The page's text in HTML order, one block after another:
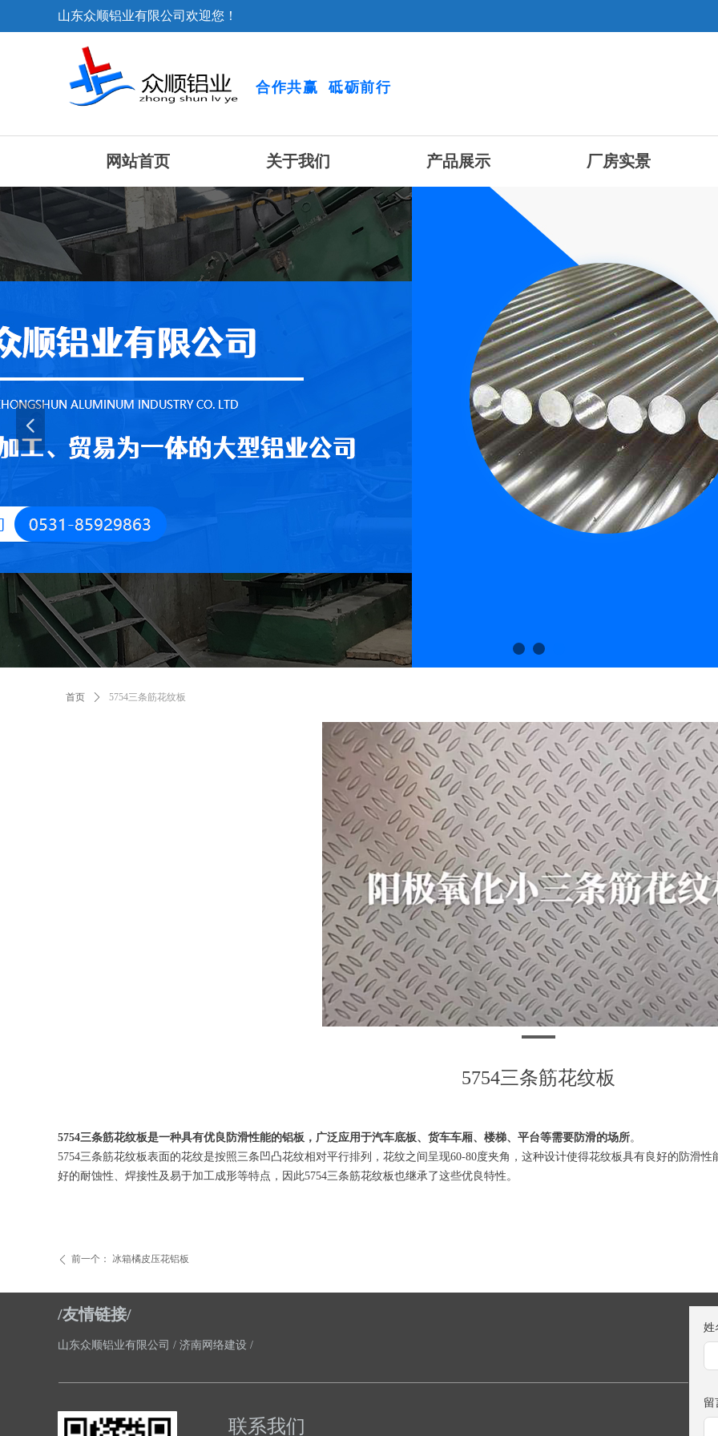
넳
合作共赢 砥砺前行
网站首页 关于我们 产品展示 厂房实景
山东众顺铝业有限公司欢迎您！
5754三条筋花纹板
5754三条筋花纹板是一种具有优良防滑性能的铝板，‌广泛应用于汽车底板、‌货车车厢、‌楼梯、‌平台等需要防滑的场所。‌
5754三条筋花纹板表面的花纹是按照三条凹凸花纹相对平行排列，‌花纹之间呈现60-80度夹角，‌这种设计使得花纹板具有良好的防滑
好的耐蚀性、‌焊接性及易于加工成形等特点，‌因此5754三条筋花纹板也继承了这些优良特性。‌
ꄴ 前一个： 冰箱橘皮压花铝板
首页 ꄲ 5754三条筋花纹板
/友情链接/
联系我们
山东众顺铝业有限公司 / 济南网络建设 /
姓
留